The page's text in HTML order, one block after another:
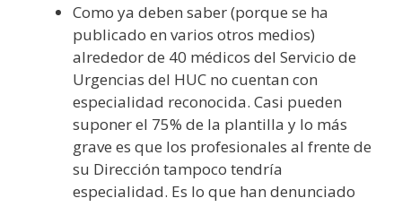
Como ya deben saber (porque se ha
publicado en varios otros medios)
alrededor de 40 médicos del Servicio de
Urgencias del HUC no cuentan con
especialidad reconocida. Casi pueden
suponer el 75% de la plantilla y lo más
grave es que los profesionales al frente de
su Dirección tampoco tendría
especialidad. Es lo que han denunciado